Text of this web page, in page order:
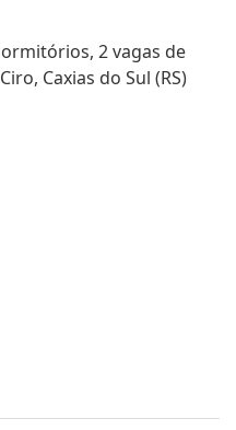
2 vagas de
Caxias do Sul (RS)